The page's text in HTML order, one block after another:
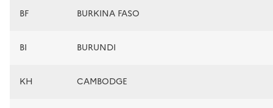
BF BURKINA FASO
BI BURUNDI
KH CAMBODGE